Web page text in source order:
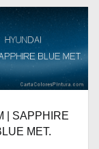
| SAPPHIRE
MET.